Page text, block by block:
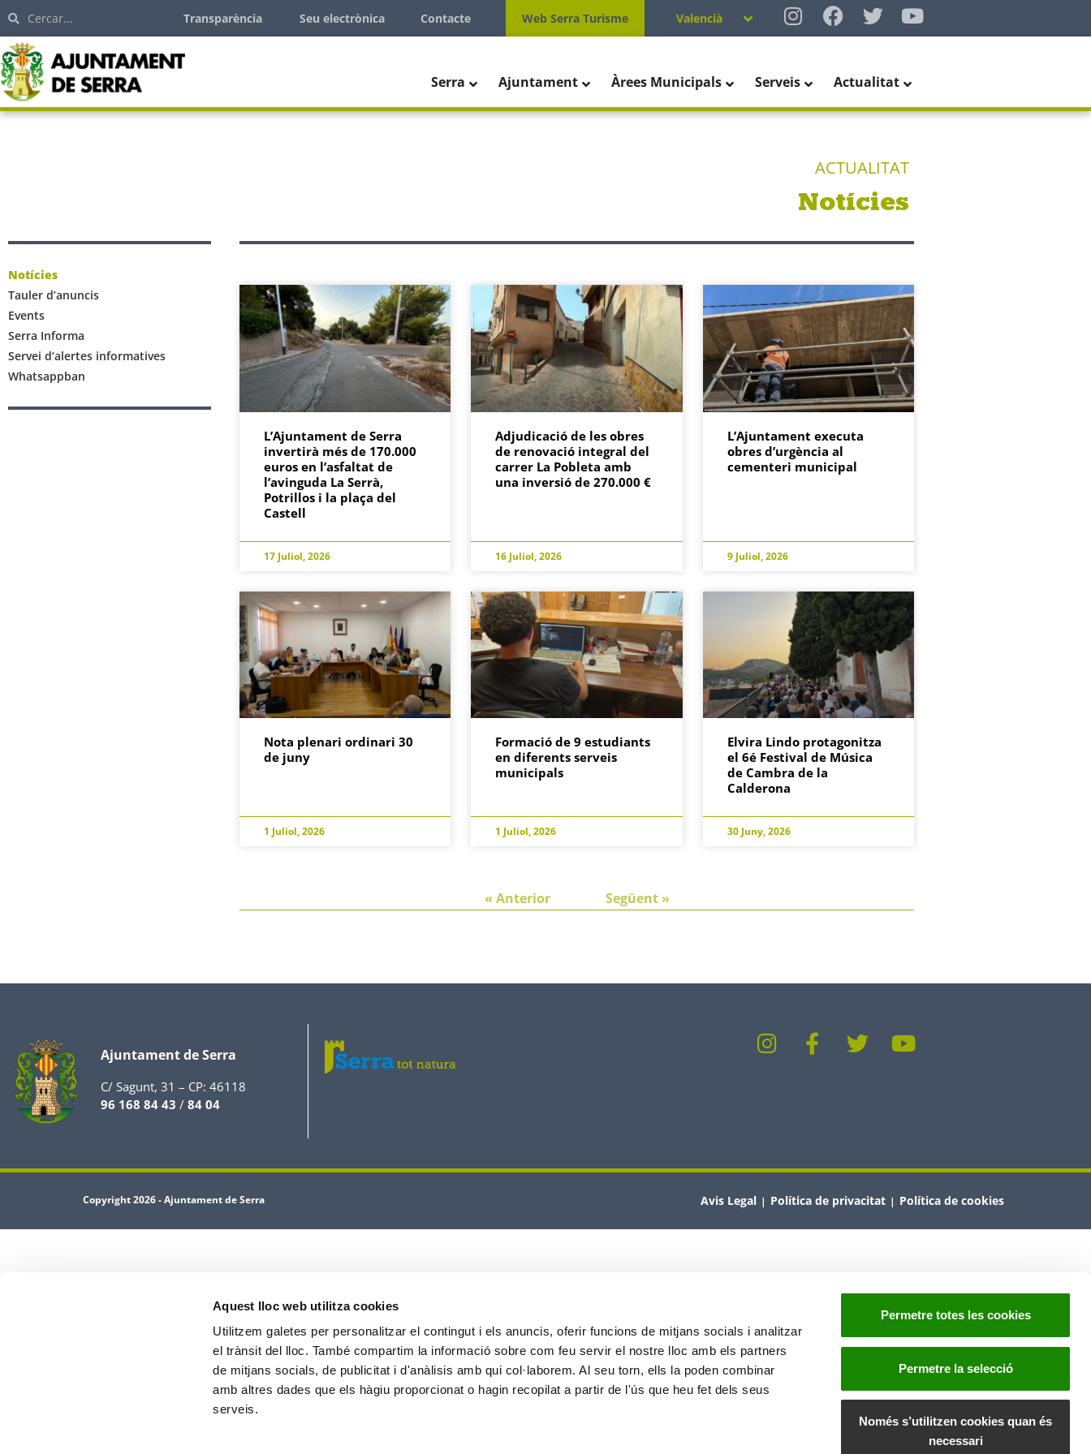
Aquest lloc web utilitza cookies
Utilitzem galetes per personalitzar el contingut i els anuncis, oferir funcions de mitjans socials i analitzar
el trànsit del lloc. També compartim la informació sobre com feu servir el nostre lloc amb els partners
de mitjans socials, de publicitat i d'anàlisis amb qui col·laborem. Al seu torn, ells la poden combinar
amb altres dades que els hàgiu proporcionat o hagin recopilat a partir de l'ús que heu fet dels seus
serveis.
Permetre totes les cookies
Permetre la selecció
Només s’utilitzen cookies quan és
necessari
Transparència Seu electrònica Contacte Web Serra Turisme Valencià
Serra Ajuntament Àrees Municipals Serveis Actualitat
ACTUALITAT
Notícies
Notícies
Tauler d’anuncis
Events
Serra Informa
Servei d’alertes informatives
Whatsappban
L’Ajuntament de Serra
invertirà més de 170.000
euros en l’asfaltat de
l’avinguda La Serrà,
Potrillos i la plaça del
Castell
17 Juliol, 2026
Adjudicació de les obres
de renovació integral del
carrer La Pobleta amb
una inversió de 270.000 €
16 Juliol, 2026
L’Ajuntament executa
obres d’urgència al
cementeri municipal
9 Juliol, 2026
Nota plenari ordinari 30
de juny
1 Juliol, 2026
Formació de 9 estudiants
en diferents serveis
municipals
1 Juliol, 2026
Elvira Lindo protagonitza
el 6é Festival de Música
de Cambra de la
Calderona
30 Juny, 2026
« Anterior Següent »
Ajuntament de Serra
C/ Sagunt, 31 – CP: 46118
96 168 84 43 / 84 04
Copyright 2026 - Ajuntament de Serra Avis Legal | Política de privacitat | Política de cookies